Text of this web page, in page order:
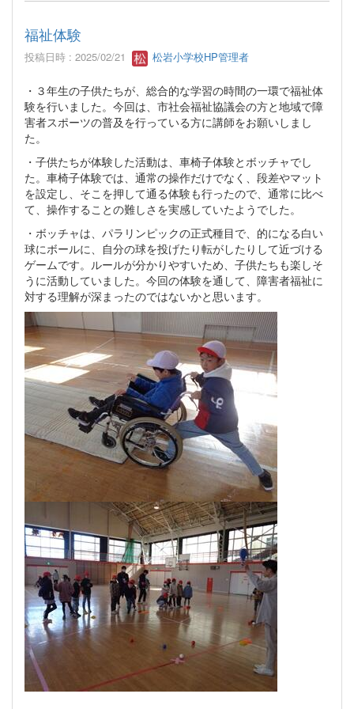
福祉体験
投稿日時 : 2025/02/21 松岩小学校HP管理者
・３年生の子供たちが、総合的な学習の時間の一環で福祉体
験を行いました。今回は、市社会福祉協議会の方と地域で障
害者スポーツの普及を行っている方に講師をお願いしまし
た。
・子供たちが体験した活動は、車椅子体験とボッチャでし
た。車椅子体験では、通常の操作だけでなく、段差やマット
を設定し、そこを押して通る体験も行ったので、通常に比べ
て、操作することの難しさを実感していたようでした。
・ボッチャは、パラリンピックの正式種目で、的になる白い
球にボールに、自分の球を投げたり転がしたりして近づける
ゲームです。ルールが分かりやすいため、子供たちも楽しそ
うに活動していました。今回の体験を通して、障害者福祉に
対する理解が深まったのではないかと思います。